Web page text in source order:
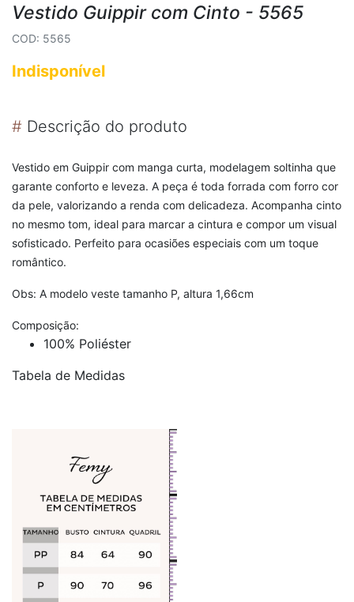
Vestido Guippir com Cinto - 5565
COD: 5565
Indisponível
# Descrição do produto
Vestido em Guippir com manga curta, modelagem soltinha que
garante conforto e leveza. A peça é toda forrada com forro cor
da pele, valorizando a renda com delicadeza. Acompanha cinto
no mesmo tom, ideal para marcar a cintura e compor um visual
sofisticado. Perfeito para ocasiões especiais com um toque
romântico.
Obs: A modelo veste tamanho P, altura 1,66cm
Composição:
100% Poliéster
Tabela de Medidas